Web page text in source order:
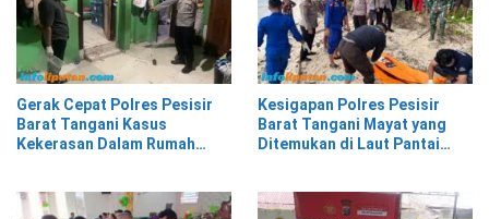
Gerak Cepat Polres Pesisir
Barat Tangani Kasus
Kekerasan Dalam Rumah
Kesigapan Polres Pesisir
Barat Tangani Mayat yang
Ditemukan di Laut Pantai